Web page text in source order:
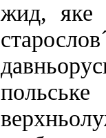
жид, яке